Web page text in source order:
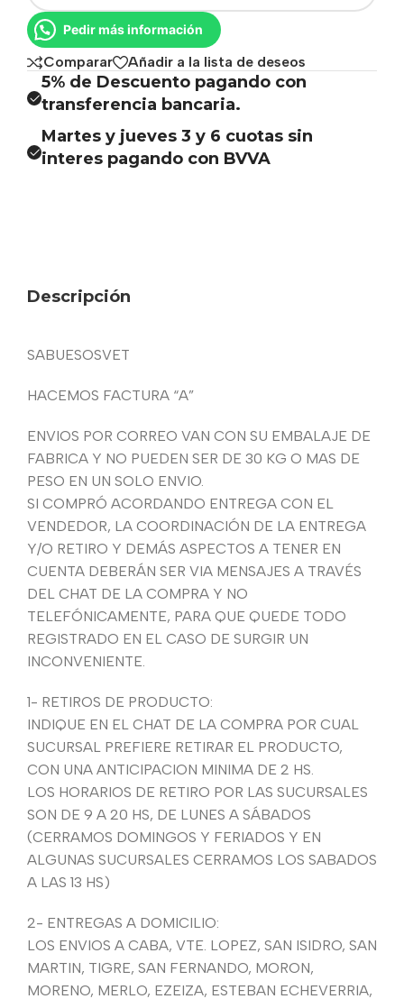
Pedir más información
Comparar Añadir a la lista de deseos
5% de Descuento pagando con
transferencia bancaria.
Martes y jueves 3 y 6 cuotas sin
interes pagando con BVVA
Descripción
SABUESOSVET
HACEMOS FACTURA “A”
ENVIOS POR CORREO VAN CON SU EMBALAJE DE
FABRICA Y NO PUEDEN SER DE 30 KG O MAS DE
PESO EN UN SOLO ENVIO.
SI COMPRÓ ACORDANDO ENTREGA CON EL
VENDEDOR, LA COORDINACIÓN DE LA ENTREGA
Y/O RETIRO Y DEMÁS ASPECTOS A TENER EN
CUENTA DEBERÁN SER VIA MENSAJES A TRAVÉS
DEL CHAT DE LA COMPRA Y NO
TELEFÓNICAMENTE, PARA QUE QUEDE TODO
REGISTRADO EN EL CASO DE SURGIR UN
INCONVENIENTE.
1- RETIROS DE PRODUCTO:
INDIQUE EN EL CHAT DE LA COMPRA POR CUAL
SUCURSAL PREFIERE RETIRAR EL PRODUCTO,
CON UNA ANTICIPACION MINIMA DE 2 HS.
LOS HORARIOS DE RETIRO POR LAS SUCURSALES
SON DE 9 A 20 HS, DE LUNES A SÁBADOS
(CERRAMOS DOMINGOS Y FERIADOS Y EN
ALGUNAS SUCURSALES CERRAMOS LOS SABADOS
A LAS 13 HS)
2- ENTREGAS A DOMICILIO:
LOS ENVIOS A CABA, VTE. LOPEZ, SAN ISIDRO, SAN
MARTIN, TIGRE, SAN FERNANDO, MORON,
MORENO, MERLO, EZEIZA, ESTEBAN ECHEVERRIA,